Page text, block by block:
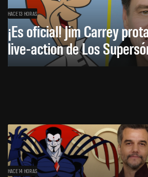
HACE 13 HORAS
¡Es oficial! Jim Carrey
live-action de Los
HACE 14 HORAS